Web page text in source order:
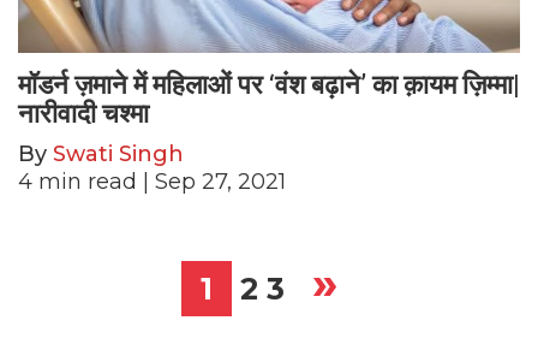
मॉडर्न ज़माने में महिलाओं पर ‘वंश बढ़ाने’ का क़ायम ज़िम्मा|
नारीवादी चश्मा
By Swati Singh
4 min read | Sep 27, 2021
pagination
1 2 3 »